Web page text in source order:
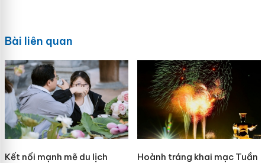
Bài liên quan
Kết nối mạnh mẽ du lịch
Hoành tráng khai mạc Tuần